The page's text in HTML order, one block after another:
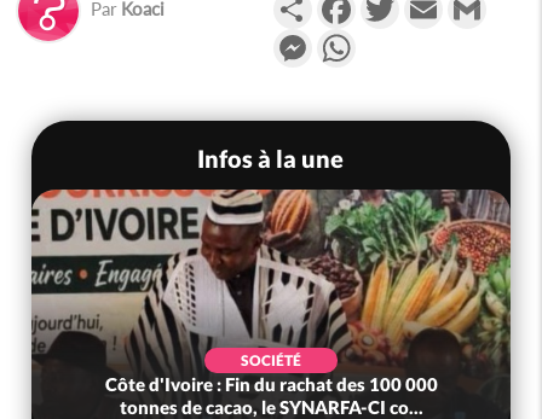
Par Koaci
Messenger
Infos à la une
SOCIÉTÉ
Côte d'Ivoire : Fin du rachat des 100 000
tonnes de cacao, le SYNARFA-CI co...